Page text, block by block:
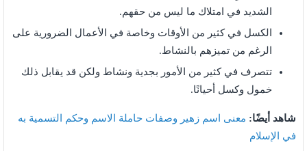
الشديد في امتلاك ما ليس من حقهم.
الكسل في كثير من الأوقات وخاصة في الأعمال الضرورية على
الرغم من تميزهم بالنشاط.
تتصرف في كثير من الأمور بجدية ونشاط ولكن قد يقابل ذلك
خمول وكسل أحيانًا.
شاهد أيضًا: معنى اسم زهير وصفات حاملة الاسم وحكم التسمية به
في الإسلام